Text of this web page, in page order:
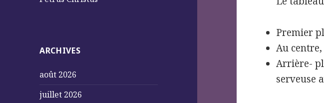
ARCHIVES
août 2026
juillet 2026
Premier
Au
Arrière-
serveuse